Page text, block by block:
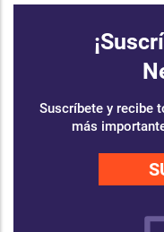
Suscríbete y recibe
más